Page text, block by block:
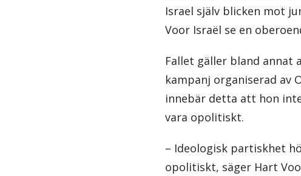
Israel själv blicken mot
Voor Israël se en
Fallet gäller bland
kampanj organiserad av
innebär detta att hon
vara opolitiskt.
– Ideologisk partiskhet
opolitiskt, säger Hart